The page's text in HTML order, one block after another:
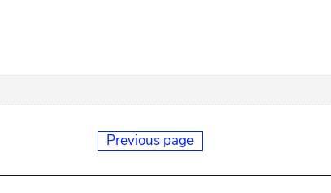
Previous page